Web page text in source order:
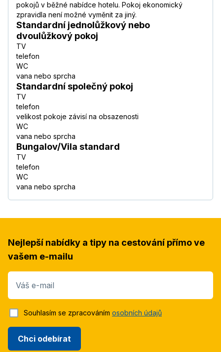
pokojů v běžné nabídce hotelu. Pokoj ekonomický
zpravidla není možné vyměnit za jiný.
Standardní jednolůžkový nebo
dvoulůžkový pokoj
TV
telefon
WC
vana nebo sprcha
Standardní společný pokoj
TV
telefon
velikost pokoje závisí na obsazenosti
WC
vana nebo sprcha
Bungalov/Vila standard
TV
telefon
WC
vana nebo sprcha
Nejlepší nabídky a tipy na cestování přímo ve
vašem e-mailu
Váš e-mail
Chci odebírat
Souhlasím se zpracováním osobních údajů